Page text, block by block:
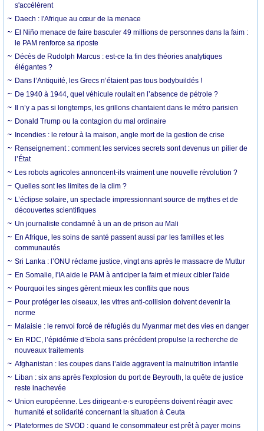
s'accélèrent
Daech : l'Afrique au cœur de la menace
El Niño menace de faire basculer 49 millions de personnes dans la faim :
le PAM renforce sa riposte
Décès de Rudolph Marcus : est-ce la fin des théories analytiques
élégantes ?
Dans l’Antiquité, les Grecs n’étaient pas tous bodybuildés !
De 1940 à 1944, quel véhicule roulait en l’absence de pétrole ?
Il n’y a pas si longtemps, les grillons chantaient dans le métro parisien
Donald Trump ou la contagion du mal ordinaire
Incendies : le retour à la maison, angle mort de la gestion de crise
Renseignement : comment les services secrets sont devenus un pilier de
l’État
Les robots agricoles annoncent-ils vraiment une nouvelle révolution ?
Quelles sont les limites de la clim ?
L’éclipse solaire, un spectacle impressionnant source de mythes et de
découvertes scientifiques
Un journaliste condamné à un an de prison au Mali
En Afrique, les soins de santé passent aussi par les familles et les
communautés
Sri Lanka : l’ONU réclame justice, vingt ans après le massacre de Muttur
En Somalie, l'IA aide le PAM à anticiper la faim et mieux cibler l'aide
Pourquoi les singes gèrent mieux les conflits que nous
Pour protéger les oiseaux, les vitres anti-collision doivent devenir la
norme
Malaisie : le renvoi forcé de réfugiés du Myanmar met des vies en danger
En RDC, l’épidémie d’Ebola sans précédent propulse la recherche de
nouveaux traitements
Afghanistan : les coupes dans l’aide aggravent la malnutrition infantile
Liban : six ans après l'explosion du port de Beyrouth, la quête de justice
reste inachevée
Union européenne. Les dirigeant·e·s européens doivent réagir avec
humanité et solidarité concernant la situation à Ceuta
Plateformes de SVOD : quand le consommateur est prêt à payer moins